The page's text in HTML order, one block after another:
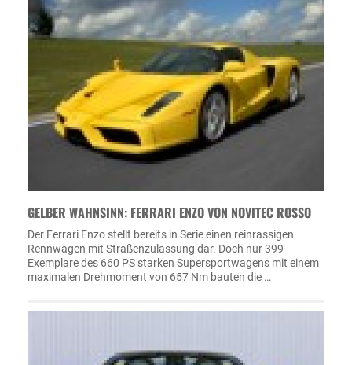
GELBER WAHNSINN: FERRARI ENZO VON NOVITEC ROSSO
Der Ferrari Enzo stellt bereits in Serie einen reinrassigen
Rennwagen mit Straßenzulassung dar. Doch nur 399
Exemplare des 660 PS starken Supersportwagens mit einem
maximalen Drehmoment von 657 Nm bauten die …